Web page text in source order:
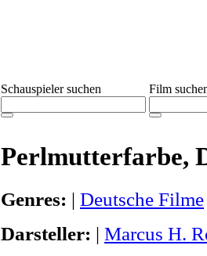
Schauspieler suchen Film
Perlmutterfarbe,
Genres: | Deutsche Filme
Darsteller: | Marcus H.